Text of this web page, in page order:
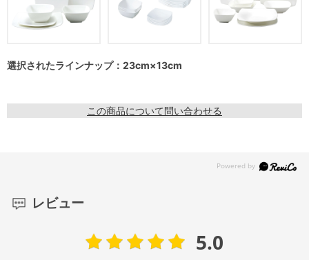
選択されたラインナップ：23cm×13cm
この商品について問い合わせる
レビュー
5.0